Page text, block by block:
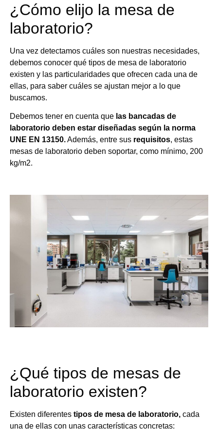
¿Cómo elijo la mesa de
laboratorio?
Una vez detectamos cuáles son nuestras necesidades,
debemos conocer qué tipos de mesa de laboratorio
existen y las particularidades que ofrecen cada una de
ellas, para saber cuáles se ajustan mejor a lo que
buscamos.
Debemos tener en cuenta que las bancadas de
laboratorio deben estar diseñadas según la norma
UNE EN 13150.Además, entre sus requisitos, estas
mesas de laboratorio deben soportar, como mínimo, 200
kg/m2.
¿Qué tipos de mesas de
laboratorio existen?
Existen diferentes tipos de mesa de laboratorio, cada
una de ellas con unas características concretas: